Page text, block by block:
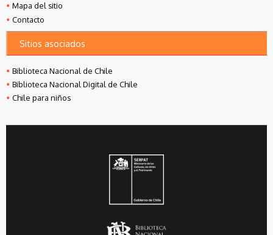
Mapa del sitio
Contacto
Sitios asociados
Biblioteca Nacional de Chile
Biblioteca Nacional Digital de Chile
Chile para niños